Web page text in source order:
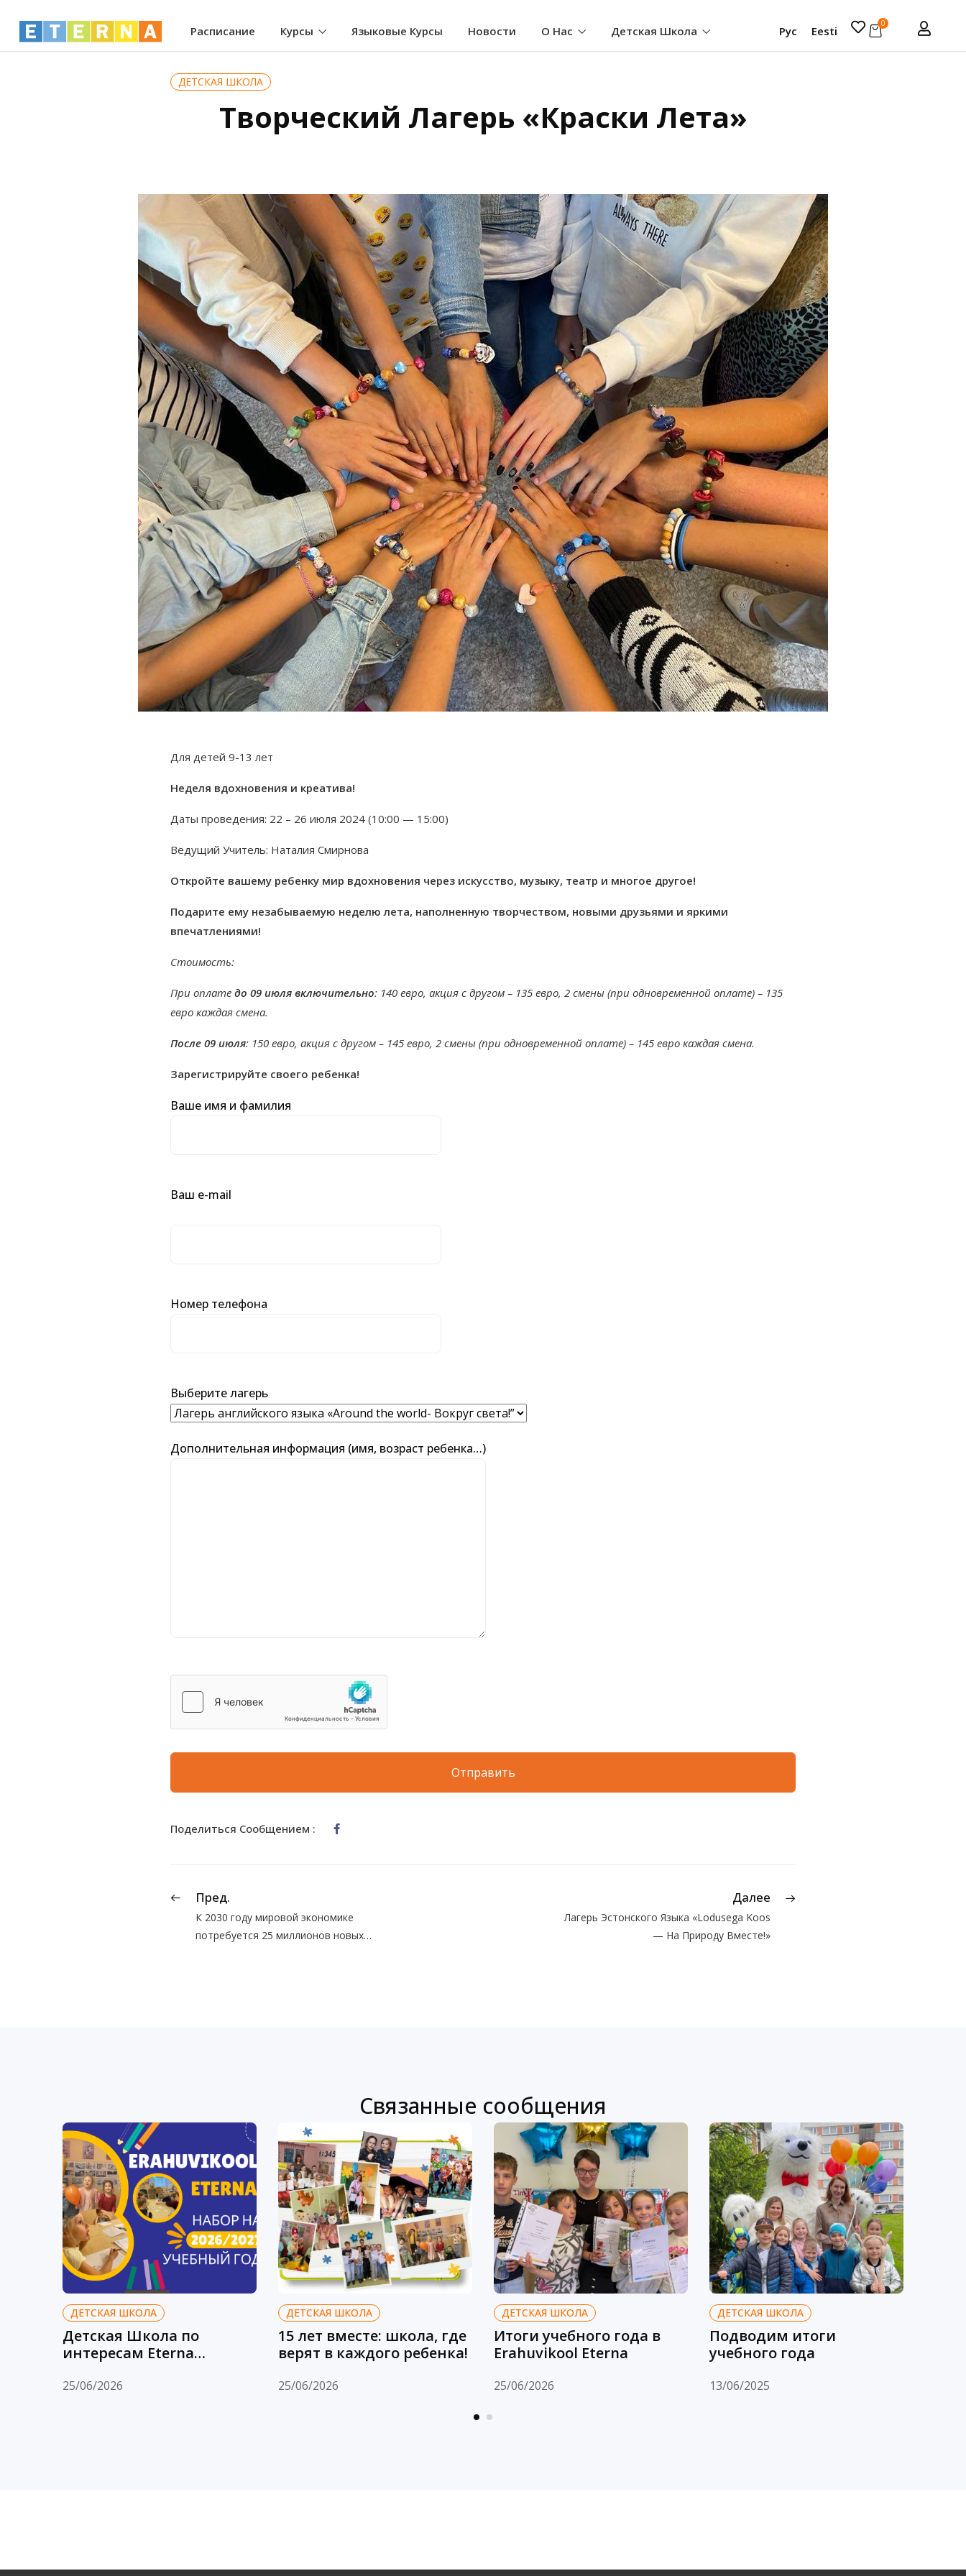
Расписание Курсы Языковые Курсы Новости О Нас Детская Школа Рус Eesti
0
ДЕТСКАЯ ШКОЛА
Творческий Лагерь «Краски Лета»
Для детей 9-13 лет
Неделя вдохновения и креатива!
Даты проведения: 22 – 26 июля 2024 (10:00 — 15:00)
Ведущий Учитель: Наталия Смирнова
Откройте вашему ребенку мир вдохновения через искусство, музыку, театр и многое другое!
Подарите ему незабываемую неделю лета, наполненную творчеством, новыми друзьями и яркими
впечатлениями!
Стоимость:
При оплате до 09 июля включительно: 140 евро, акция с другом – 135 евро, 2 смены (при одновременной оплате) – 135
евро каждая смена.
После 09 июля: 150 евро, акция с другом – 145 евро, 2 смены (при одновременной оплате) – 145 евро каждая смена.
Зарегистрируйте своего ребенка!
Ваше имя и фамилия
Ваш e-mail
Номер телефона
Выберите лагерь
Дополнительная информация (имя, возраст ребенка…)
Поделиться Сообщением :
Пред.
К 2030 году мировой экономике
потребуется 25 миллионов новых
Далее
Лагерь Эстонского Языка «Lodusega Koos
— На Природу Вместе!»
Связанные сообщения
ДЕТСКАЯ ШКОЛА
Детская Школа по
интересам Eterna
новый 2026-2027 учебный
25/06/2026
ДЕТСКАЯ ШКОЛА
15 лет вместе: школа, где
верят в каждого ребенка!
25/06/2026
ДЕТСКАЯ ШКОЛА
Итоги учебного года в
Erahuvikool Eterna
25/06/2026
ДЕТСКАЯ ШКОЛА
Подводим итоги
учебного года
13/06/2025